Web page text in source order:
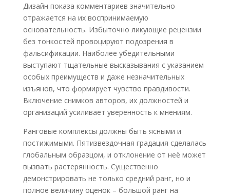
Дизайн показа комментариев значительно
отражается на их воспринимаемую
основательность. Избыточно ликующие рецензии
без тонкостей провоцируют подозрения в
фальсификации. Наиболее убедительными
выступают тщательные высказывания с указанием
особых преимуществ и даже незначительных
изъянов, что формирует чувство правдивости.
Включение снимков авторов, их должностей и
организаций усиливает уверенность к мнениям.
Ранговые комплексы должны быть ясными и
постижимыми. Пятизвездочная градация сделалась
глобальным образцом, и отклонение от неё может
вызвать растерянность. Существенно
демонстрировать не только средний ранг, но и
полное величину оценок – большой ранг на